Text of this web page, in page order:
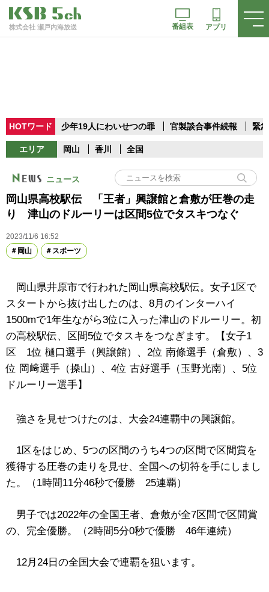
株式会社 瀬戸内海放送 番組表 アプリ
HOTワード 少年19人にわいせつの罪 官製談合事件続報 緊
エリア 岡山 香川 全国
ニュース
岡山県高校駅伝 「王者」興譲館と倉敷が圧巻の走
り 津山のドルーリーは区間5位でタスキつなぐ
2023/11/6 16:52
岡山
スポーツ
岡山県井原市で行われた岡山県高校駅伝。女子1区で
スタートから抜け出したのは、8月のインターハイ
1500mで1年生ながら3位に入った津山のドルーリー。初
の高校駅伝、区間5位でタスキをつなぎます。【女子1
区 1位 樋口選手（興譲館）、2位 南條選手（倉敷）、3
位 岡﨑選手（操山）、4位 古好選手（玉野光南）、5位
ドルーリー選手】
強さを見せつけたのは、大会24連覇中の興譲館。
1区をはじめ、5つの区間のうち4つの区間で区間賞を
獲得する圧巻の走りを見せ、全国への切符を手にしまし
た。（1時間11分46秒で優勝 25連覇）
男子では2022年の全国王者、倉敷が全7区間で区間賞
の、完全優勝。（2時間5分0秒で優勝 46年連続）
12月24日の全国大会で連覇を狙います。